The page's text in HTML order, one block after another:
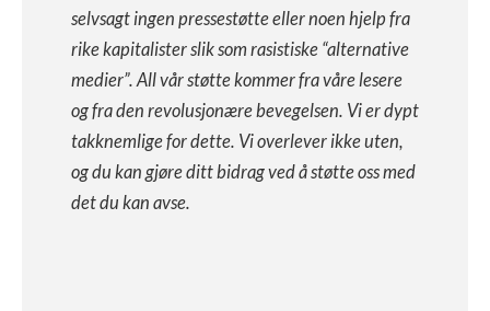
selvsagt ingen pressestøtte eller noen hjelp fra
rike kapitalister slik som rasistiske “alternative
medier”. All vår støtte kommer fra våre lesere
og fra den revolusjonære bevegelsen. Vi er dypt
takknemlige for dette. Vi overlever ikke uten,
og du kan gjøre ditt bidrag ved å støtte oss med
det du kan avse.